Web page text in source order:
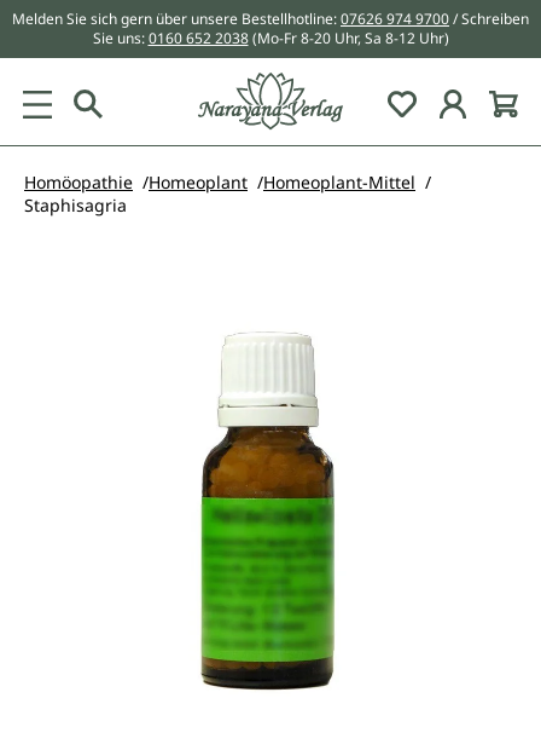
springen
Melden Sie sich gern über unsere Bestellhotline:07626 974 9700/ Schreiben
Sie uns:0160 652 2038 (Mo-Fr 8-20 Uhr, Sa 8-12 Uhr)
Du hast 0
Homöopathie Homeoplant
Homeoplant-Mittel
Staphisagria